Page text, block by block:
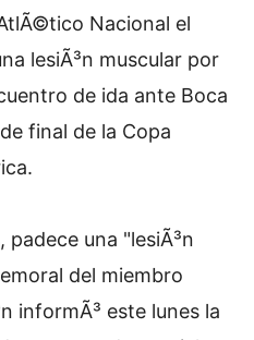
Nacional el
lesiÃ³n muscular por
de ida ante Boca
final de la Copa
una "lesiÃ³n
del miembro
informÃ³ este lunes la